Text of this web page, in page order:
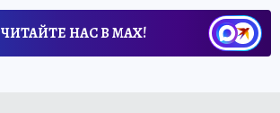
ЧИТАЙТЕ НАС В МАХ!